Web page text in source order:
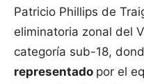
Patricio Phillips de
eliminatoria zonal del
categoría sub-18,
representado por el